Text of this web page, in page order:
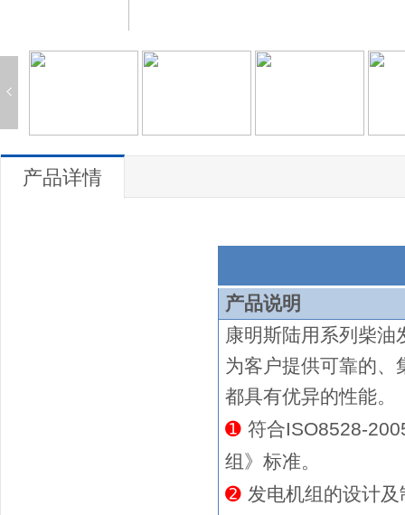
产品详情
产品说明
康明斯陆用系列 柴油
为客户提供可靠的、
都具有优异的性能。
➊ 符合ISO8528-
组》标准。
➋ 发电机组的设计